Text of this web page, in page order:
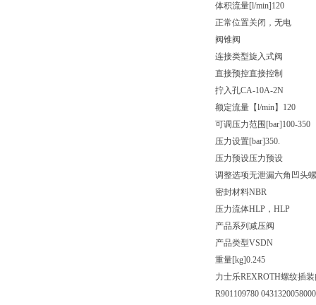
体积流量[l/min]120
正常位置关闭，无电
阀锥阀
连接类型旋入式阀
直接预控直接控制
拧入孔CA-10A-2N
额定流量【l/min】 120
可调压力范围[bar]100-350
压力设置[bar]350.
压力预设压力预设
调整选项无泄漏六角凹头
密封材料NBR
压力流体HLP，HLP
产品系列 减压阀
产品类型VSDN
重量[kg]0.245
力士乐REXROTH螺纹插
R901109780